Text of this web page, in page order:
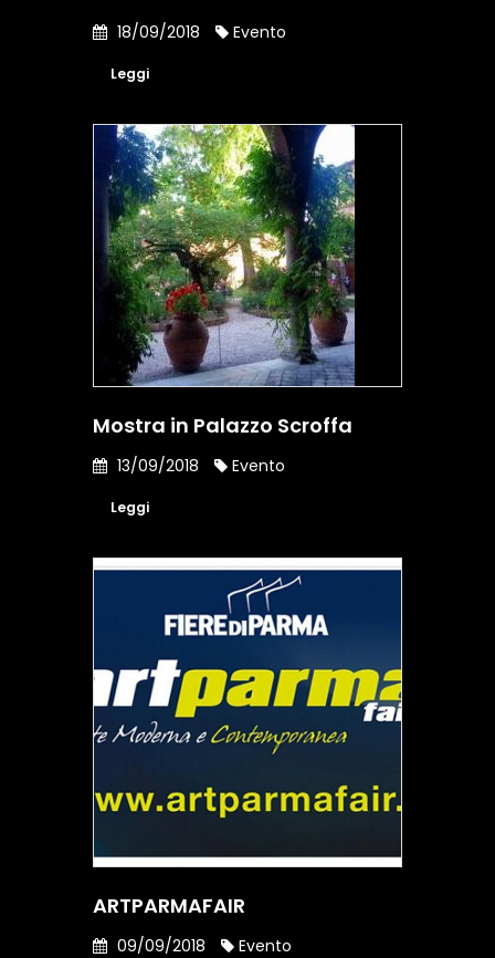
18/09/2018 Evento
Leggi
Mostra in Palazzo Scroffa
13/09/2018 Evento
Leggi
ARTPARMAFAIR
09/09/2018 Evento